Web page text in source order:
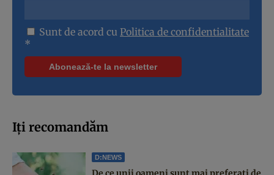
Sunt de acord cu Politica de confidentialitate
*
Iți recomandăm
D:NEWS